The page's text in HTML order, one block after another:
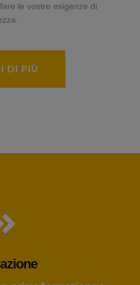
le vostre esigenze di
DI PIÙ